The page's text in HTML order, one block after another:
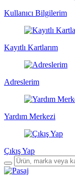
Kullanıcı Bilgilerim
Kayıtlı Kartlarım
Adreslerim
Yardım Merkezi
Çıkış Yap